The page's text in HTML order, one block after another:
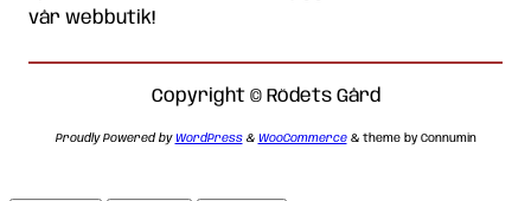
vår webbutik!
Copyright © Rödets Gård
Proudly Powered by WordPress& WooCommerce& theme by Connumin